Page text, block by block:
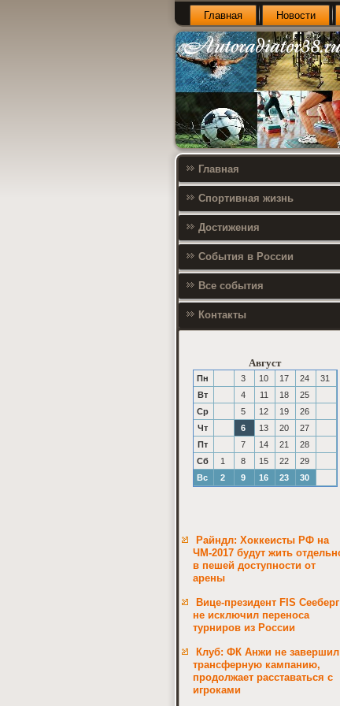
Главная Новости
Главная
Спортивная жизнь
Достижения
События в России
Все события
Контакты
Август
Пн 3 10 17 24
31
Вт
4 11 18
25
Ср
5 12 19
26
Чт
6 13 20
27
Пт
7 14 21
28
Сб
1 8 15 22
29
Вс
2 9 16 23 30
Райндл: Хоккеисты РФ на
ЧМ-2017 будут жить
в пешей доступности от
арены
Вице-президент FIS Сееберг
не исключил переноса
турниров из России
Клуб: ФК Анжи не завершил
трансферную кампанию,
продолжает расставаться с
игроками